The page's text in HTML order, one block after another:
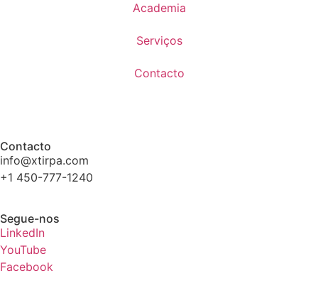
Academia
Serviços
Contacto
Contacto
info@xtirpa.com
+1 450-777-1240
Segue-nos
LinkedIn
YouTube
Facebook